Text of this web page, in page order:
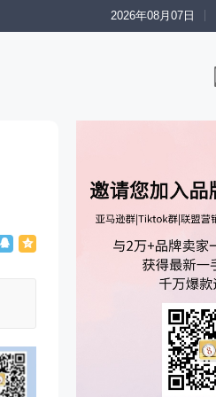
2026年08月07日